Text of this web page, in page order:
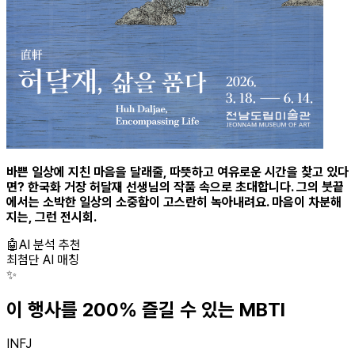
바쁜 일상에 지친 마음을 달래줄, 따뜻하고 여유로운 시간을 찾고 있다
면? 한국화 거장 허달재 선생님의 작품 속으로 초대합니다. 그의 붓끝
에서는 소박한 일상의 소중함이 고스란히 녹아내려요. 마음이 차분해
지는, 그런 전시회.
🤖AI 분석 추천
최첨단 AI 매칭
✨
이 행사를 200% 즐길 수 있는 MBTI
INFJ